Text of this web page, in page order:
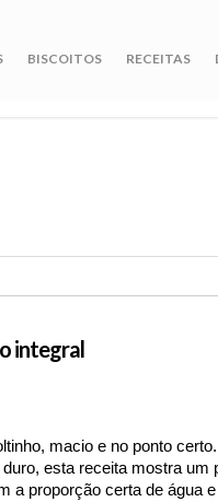
BISCOITOS RECEITAS
integral
macio e no ponto certo.
esta receita mostra um
a proporção certa de água